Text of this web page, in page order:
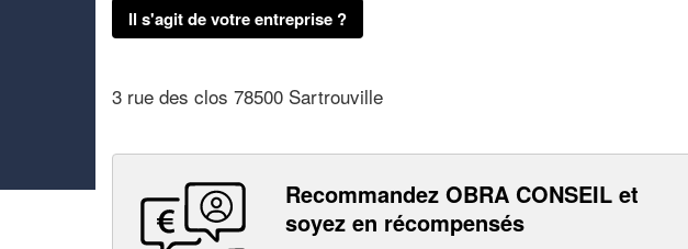
Il s'agit de votre entreprise ?
3 rue des clos 78500 Sartrouville
Recommandez OBRA CONSEIL et
soyez en récompensés